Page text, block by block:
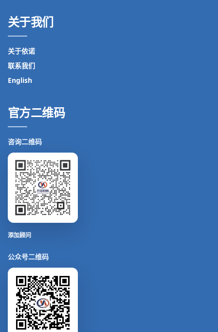
关于我们
关于依诺
联系我们
English
官方二维码
咨询二维码
添加顾问
公众号二维码